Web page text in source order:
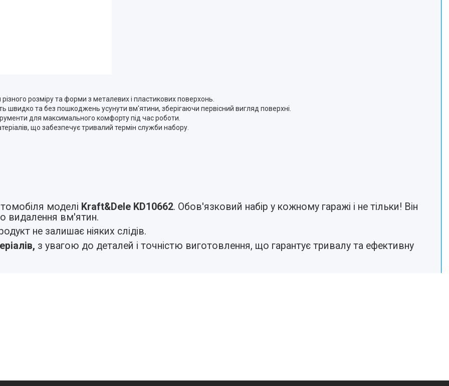
розміру та форми з металевих і пластикових поверхонь.
швидко та без пошкоджень усунути вм'ятини, зберігаючи первісний вигляд поверхні.
для максимального комфорту під час роботи.
що забезпечує тривалий термін служби набору.
моделі Kraft&Dele KD10662. Обов'язковий набір у кожному гаражі і не тільки! Він
видалення вм'ятин.
не залишає ніяких слідів.
з увагою до деталей і точністю виготовлення, що гарантує тривалу та ефективну